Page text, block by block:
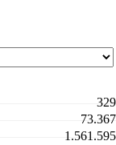
329
73.367
1.561.595